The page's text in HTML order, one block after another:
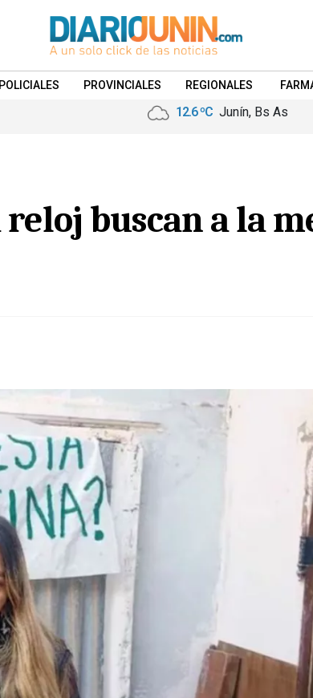
POLICIALES PROVINCIALES REGIONALES
12.6 ºC Junín, Bs As
buscan a la